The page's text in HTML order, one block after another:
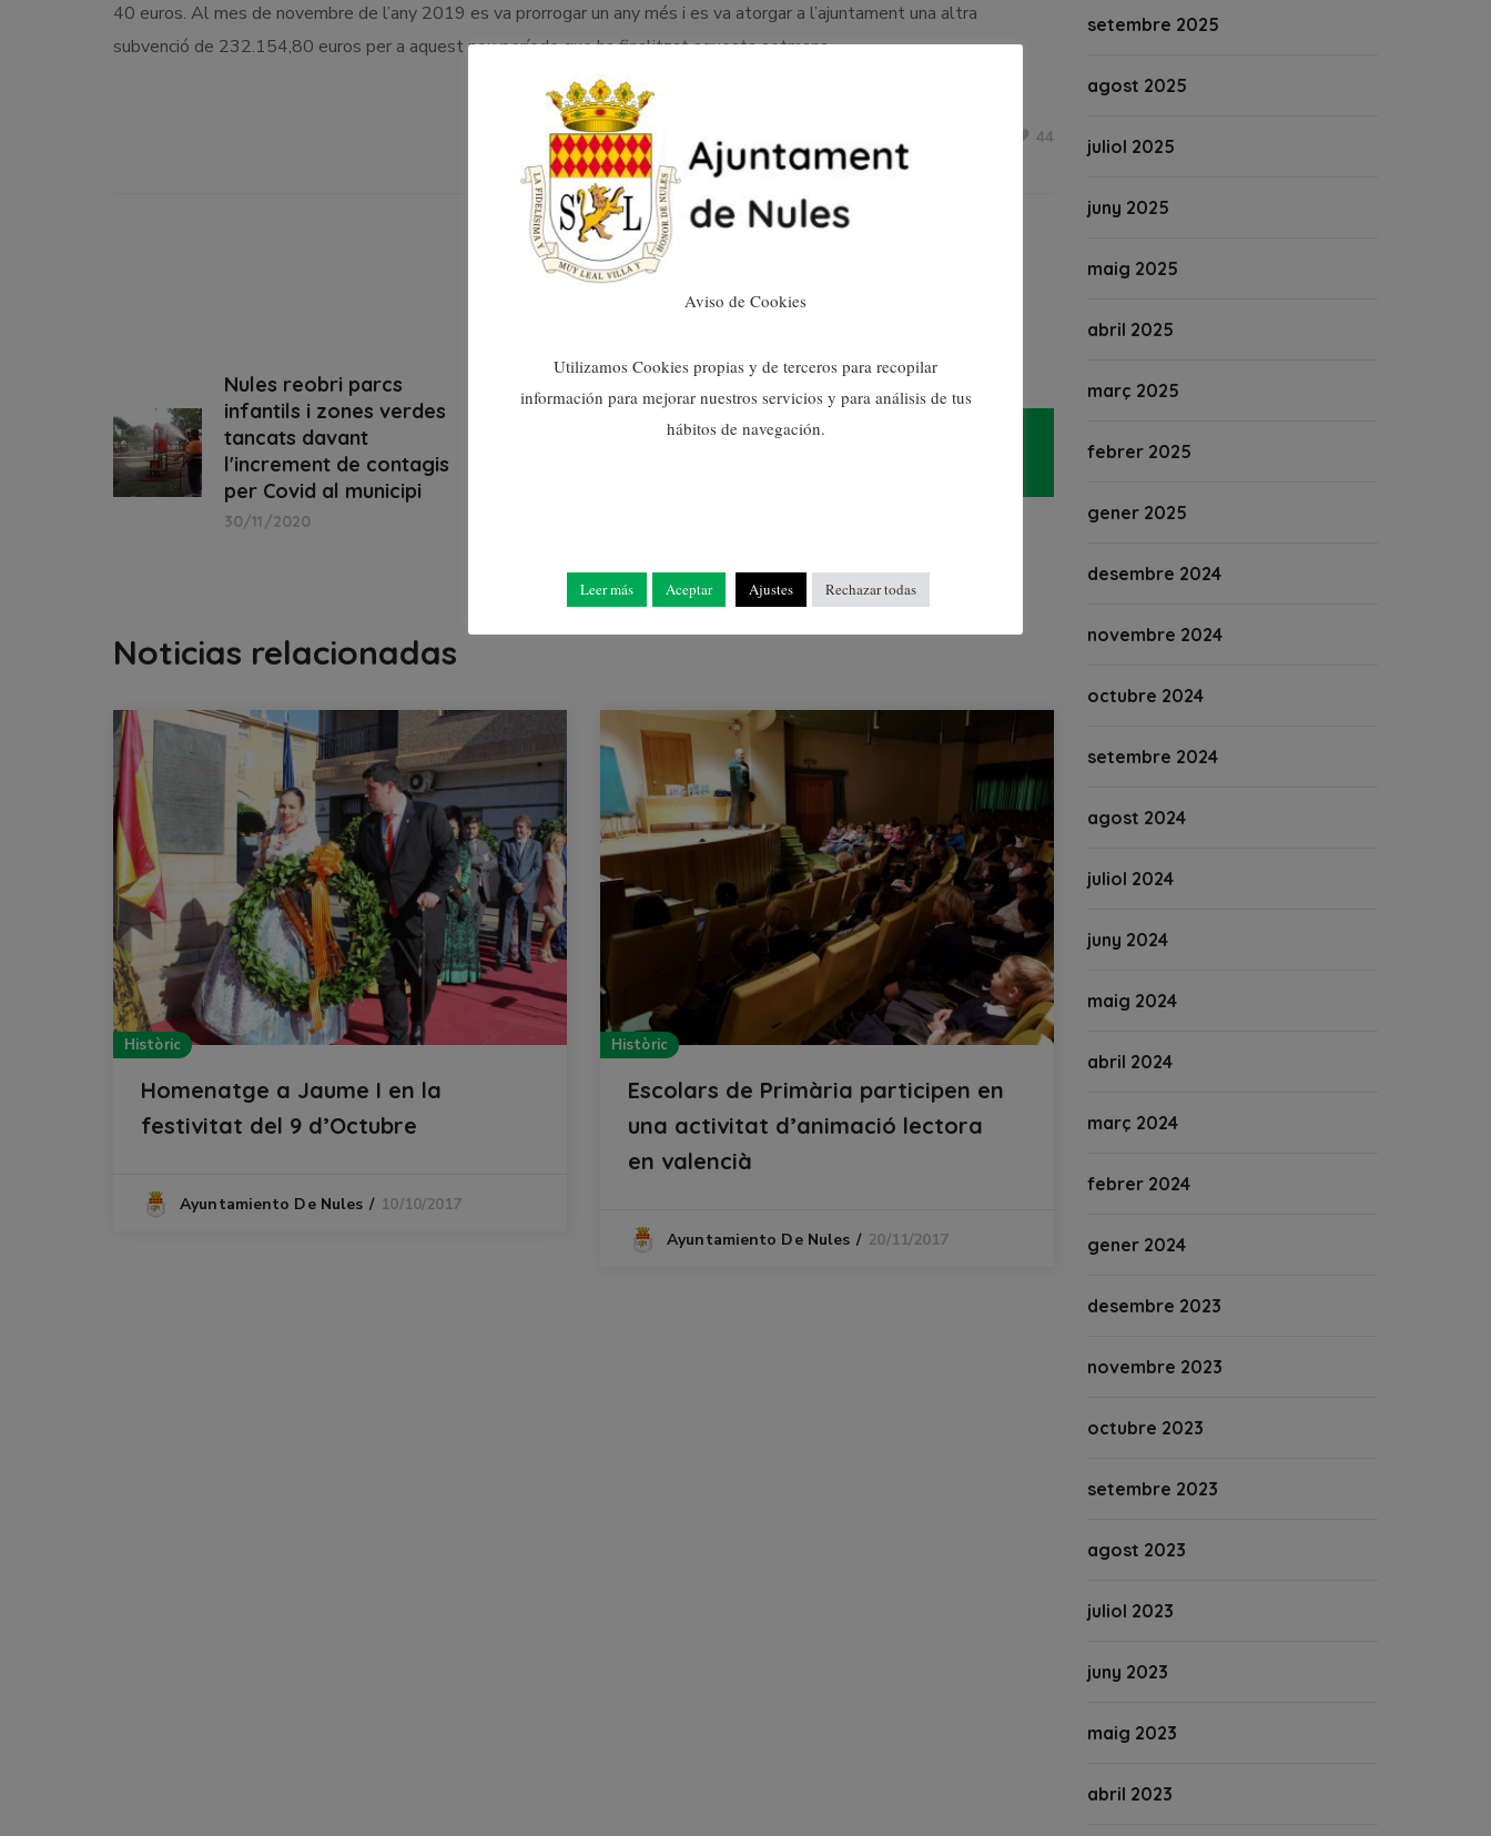
40 euros. Al mes de novembre de l’any 2019 es va prorrogar un any més i es va atorgar a l’ajuntament una altra
subvenció de 232.154,80 euros per a aquest nou període que ha finalitzat aquesta setmana.
44
Nules reobri parcs
infantils i zones verdes
tancats davant
l'increment de contagis
per Covid al municipi
30/11/2020
Arranca a Nules un nou
projecte Et Formem del
que es beneficiaran vint
Noticias relacionadas
Històric
Homenatge a Jaume I en la
festivitat del 9 d’Octubre
Ayuntamiento De Nules 10/10/2017
Històric
Escolars de Primària participen en
una activitat d’animació lectora
en valencià
Ayuntamiento De Nules 20/11/2017
setembre 2025
agost 2025
juliol 2025
juny 2025
maig 2025
abril 2025
març 2025
febrer 2025
gener 2025
desembre 2024
novembre 2024
octubre 2024
setembre 2024
agost 2024
juliol 2024
juny 2024
maig 2024
abril 2024
març 2024
febrer 2024
gener 2024
desembre 2023
novembre 2023
octubre 2023
setembre 2023
agost 2023
juliol 2023
juny 2023
maig 2023
abril 2023
Aviso de Cookies
Utilizamos Cookies propias y de terceros para recopilar
información para mejorar nuestros servicios y para análisis de tus
hábitos de navegación.
Leer más Aceptar Ajustes Rechazar todas